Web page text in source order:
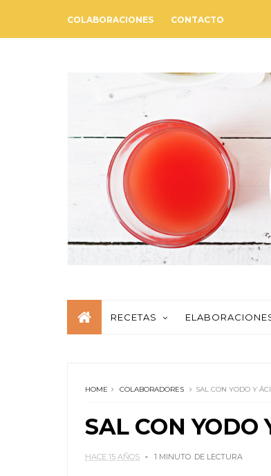
COLABORACIONES CONTACTO
RECETAS
HOME COLABORADORES SAL CON YODO Y
SAL CON YODO
HACE 15 AÑOS 1 MINUTO DE LECTURA